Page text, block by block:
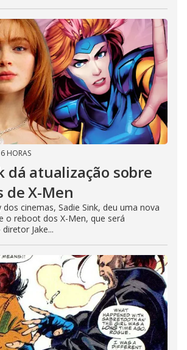
HORAS
dá atualização sobre
X-Men
dos cinemas, Sadie Sink, deu uma nova
o reboot dos X-Men, que será
Jake...